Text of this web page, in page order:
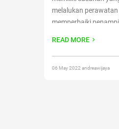
melalukan
memperbaiki
Informasi Harga
READ MORE
06 May 2022 andreawijaya